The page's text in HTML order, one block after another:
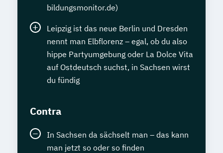
bildungsmonitor.de)
Leipzig ist das neue Berlin und Dresden
nennt man Elbflorenz – egal, ob du also
hippe Partyumgebung oder La Dolce Vita
auf Ostdeutsch suchst, in Sachsen wirst
du fündig
Contra
In Sachsen da sächselt man – das kann
man jetzt so oder so finden